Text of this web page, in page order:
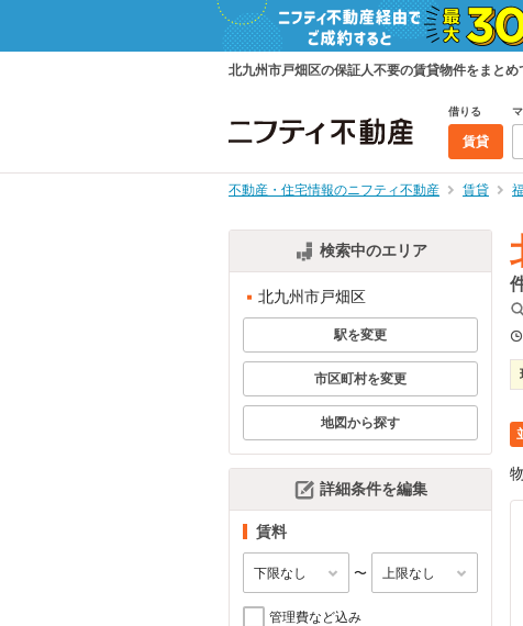
北九州市戸畑区の保証人不要の賃貸物件をまと
借りる
賃貸
不動産・住宅情報のニフティ不動産 賃貸
検索中のエリア
北九州市戸畑区
駅を変更
市区町村を変更
地図から探す
詳細条件を編集
賃料
〜
管理費など込み